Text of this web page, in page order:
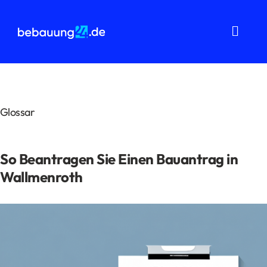
springen
Bauantrag
FAQ
Glossar
So Beantragen Sie Einen Bauantrag in
Wallmenroth